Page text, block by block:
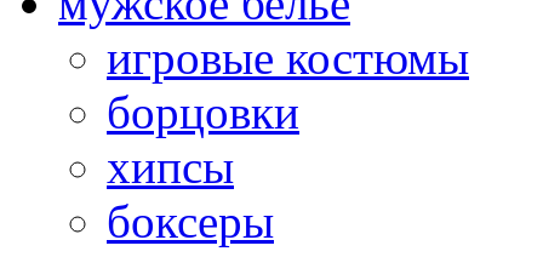
игровые костюмы
борцовки
хипсы
боксеры